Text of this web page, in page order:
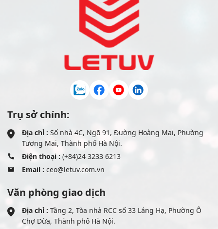
Trụ sở chính:
Địa chỉ : Số nhà 4C, Ngõ 91, Đường Hoàng Mai, Phường
Tương Mai, Thành phố Hà Nội.
Điện thoại : (+84)24 3233 6213
Email : ceo@letuv.com.vn
Văn phòng giao dịch
Địa chỉ : Tầng 2, Tòa nhà RCC số 33 Láng Hạ, Phường Ô
Chợ Dừa, Thành phố Hà Nội.